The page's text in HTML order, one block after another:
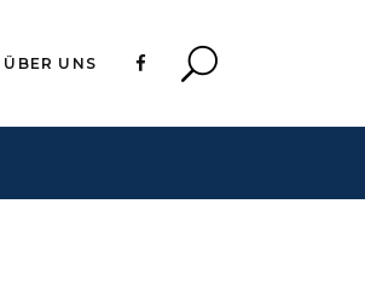
ÜBER UNS